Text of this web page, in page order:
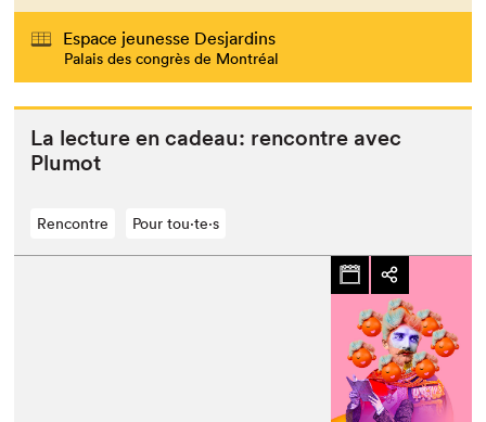
Espace jeunesse Desjardins
Palais des congrès de Montréal
La lec­ture en cadeau: ren­con­tre avec
Plumot
Rencontre Pour tou⋅te⋅s